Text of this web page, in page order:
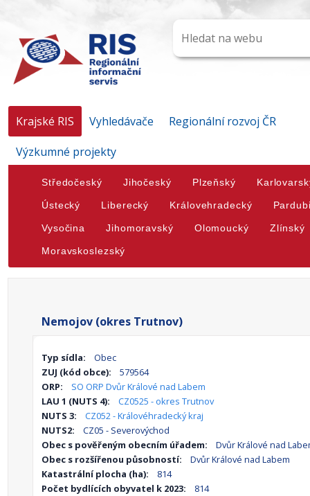
Krajské RIS Vyhledávače
Regionální rozvoj ČR
Výzkumné projekty
Středočeský Jihočeský Plzeňský
Ústecký Liberecký Královehradecký
Vysočina Jihomoravský Olomoucký Zlínský
Moravskoslezský
Nemojov (okres Trutnov)
Typ sídla:
Obec
ZUJ (kód obce):
579564
ORP:
SO ORP Dvůr Králové nad Labem
LAU 1 (NUTS 4):
CZ0525 - okres Trutnov
NUTS 3:
CZ052 - Královéhradecký kraj
NUTS2:
CZ05 - Severovýchod
Obec s pověřeným obecním úřadem:
Dvůr Králové nad
Obec s rozšířenou působností:
Dvůr Králové nad Labem
Katastrální plocha (ha):
814
Počet bydlících obyvatel k 2023:
814